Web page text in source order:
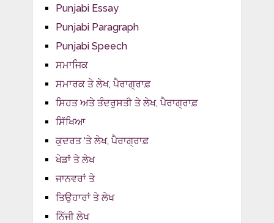
Punjabi Essay
Punjabi Paragraph
Punjabi Speech
ਸਮਾਜਿਕ
ਸਮਾਰਕ ਤੇ ਲੇਖ, ਪੈਰਾਗ੍ਰਾਫ਼
ਸਿਹਤ ਅਤੇ ਤੰਦਰੁਸਤੀ ਤੇ ਲੇਖ, ਪੈਰਾਗ੍ਰਾਫ਼
ਸਿੱਖਿਆ
ਕੁਦਰਤ ‘ਤੇ ਲੇਖ, ਪੈਰਾਗ੍ਰਾਫ਼
ਖੇਡਾਂ ਤੇ ਲੇਖ
ਜਾਨਵਰਾਂ ਤੇ
ਤਿਉਹਾਰਾਂ ਤੇ ਲੇਖ
ਨਿੱਜੀ ਲੇਖ